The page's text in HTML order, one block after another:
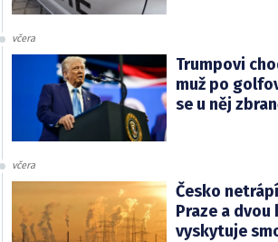
včera
Trumpovi
muž po
se u něj
včera
Česko
Praze a dvou
vyskytuje